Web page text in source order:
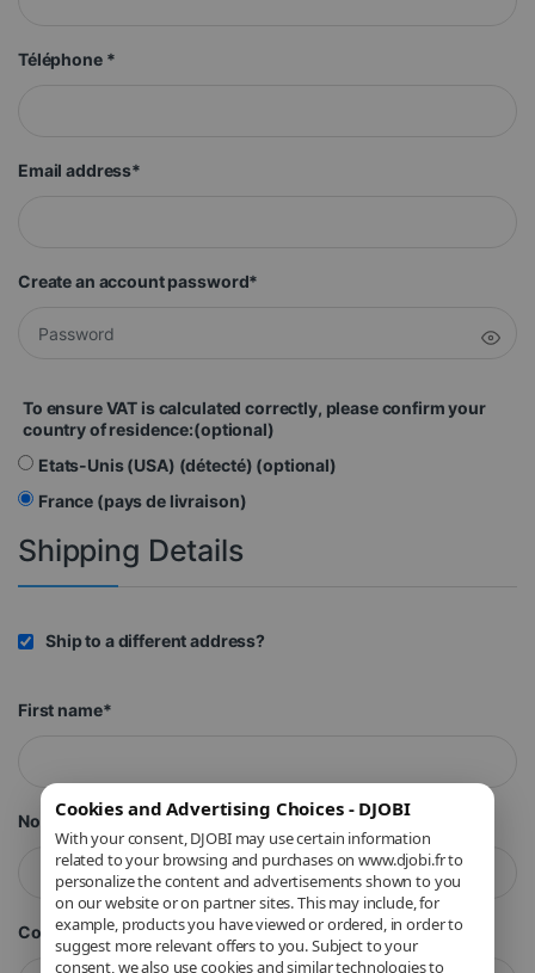
Cookies and Advertising Choices - DJOBI
With your consent, DJOBI may use certain information
related to your browsing and purchases on www.djobi.fr to
personalize the content and advertisements shown to you
on our website or on partner sites. This may include, for
example, products you have viewed or ordered, in order to
suggest more relevant offers to you. Subject to your
consent, we also use cookies and similar technologies to
Téléphone *
Email address*
Create an account password*
To ensure VAT is calculated correctly, please confirm your
country of residence:(optional)
Etats-Unis (USA) (détecté) (optional)
France (pays de livraison)
Shipping Details
Ship to a different address?
First name*
Nom*
Company Name(optional)